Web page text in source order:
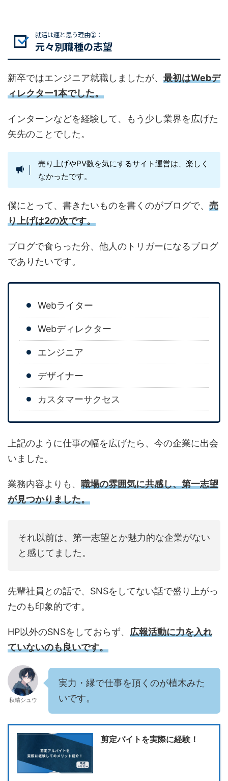
就活は運と思う理由②：
元々別職種の志望
新卒ではエンジニア就職しましたが、 最初はWebデ
ィレクター1本でした。
インターンなどを経験して、もう少し業界を広げた
矢先のことでした。
売り上げやPV数を気にするサイト運営は、楽しく
なかったです。
僕にとって、書きたいものを書くのがブログで、 売
り上げは2の次です。
ブログで食らった分、他人のトリガーになるブログ
でありたいです。
Webライター
Webディレクター
エンジニア
デザイナー
カスタマーサクセス
上記のように仕事の幅を広げたら、今の企業に出会
いました。
業務内容よりも、 職場の雰囲気に共感し、第一志望
が見つかりました。
それ以前は、第一志望とか魅力的な企業がない
と感じてました。
先輩社員との話で、SNSをしてない話で盛り上がっ
たのも印象的です。
HP以外のSNSをしておらず、 広報活動に力を入れ
ていないのも良いです。
秋晴シュウ
実力・縁で仕事を頂くのが植木みた
いです。
剪定バイトを実際に経験！